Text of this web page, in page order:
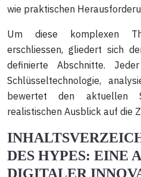
wie praktischen
Um diese komplexen
erschliessen, gliedert sich
definierte Abschnitte.
Schlüsseltechnologie,
bewertet den aktuellen
realistischen Ausblick auf die
DES HYPES: EINE
DIGITALER